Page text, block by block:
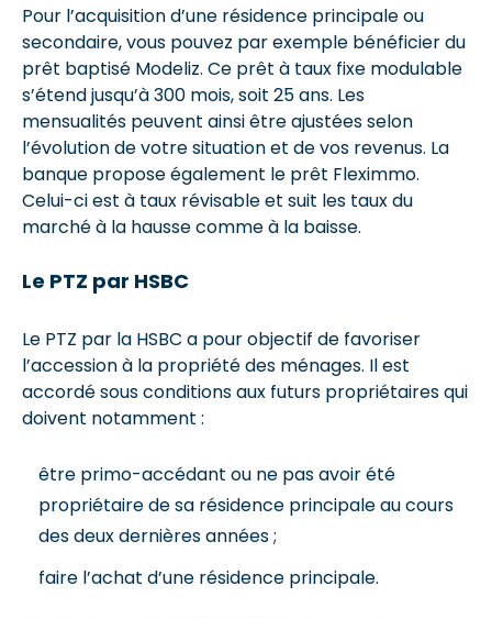
Pour l’acquisition d’une résidence principale ou
secondaire, vous pouvez par exemple bénéficier du
prêt baptisé Modeliz. Ce prêt à taux fixe modulable
s’étend jusqu’à 300 mois, soit 25 ans. Les
mensualités peuvent ainsi être ajustées selon
l’évolution de votre situation et de vos revenus. La
banque propose également le prêt Fleximmo.
Celui-ci est à taux révisable et suit les taux du
marché à la hausse comme à la baisse.
Le PTZ par HSBC
Le PTZ par la HSBC a pour objectif de favoriser
l’accession à la propriété des ménages. Il est
accordé sous conditions aux futurs propriétaires qui
doivent notamment :
être primo-accédant ou ne pas avoir été
propriétaire de sa résidence principale au cours
des deux dernières années ;
faire l’achat d’une résidence principale.